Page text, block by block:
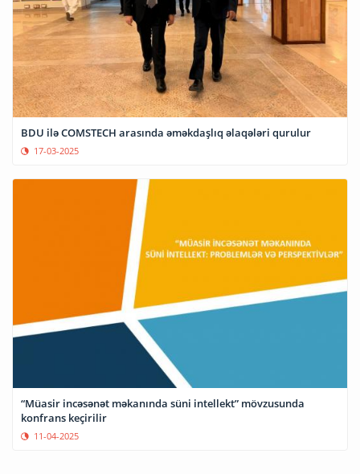
BDU ilə COMSTECH arasında əməkdaşlıq əlaqələri qurulur
17-03-2025
“Müasir incəsənət məkanında süni intellekt” mövzusunda
konfrans keçirilir
11-04-2025